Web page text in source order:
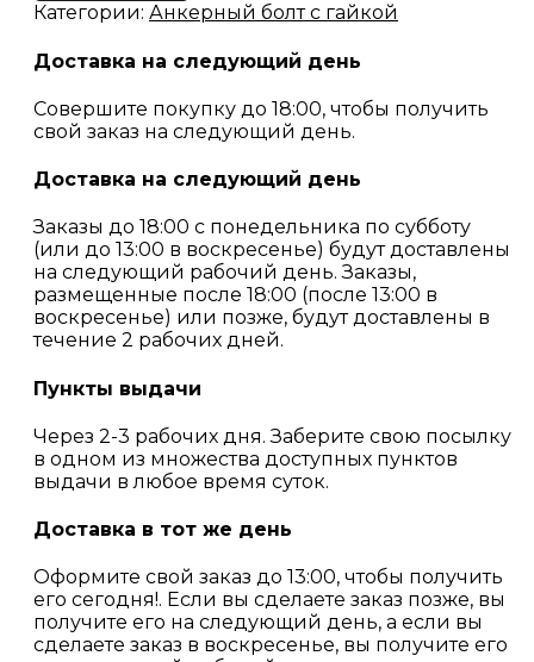
Категории: Анкерный болт с гайкой
Доставка на следующий день
Совершите покупку до 18:00, чтобы получить
свой заказ на следующий день.
Доставка на следующий день
Заказы до 18:00 с понедельника по субботу
(или до 13:00 в воскресенье) будут доставлены
на следующий рабочий день. Заказы,
размещенные после 18:00 (после 13:00 в
воскресенье) или позже, будут доставлены в
течение 2 рабочих дней.
Пункты выдачи
Через 2-3 рабочих дня. Заберите свою посылку
в одном из множества доступных пунктов
выдачи в любое время суток.
Доставка в тот же день
Оформите свой заказ до 13:00, чтобы получить
его сегодня!. Если вы сделаете заказ позже, вы
получите его на следующий день, а если вы
сделаете заказ в воскресенье, вы получите его